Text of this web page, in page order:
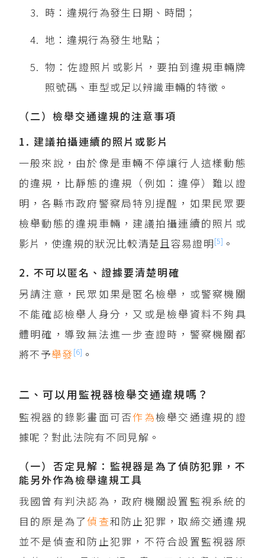
時：違規行為發生日期、時間；
地：違規行為發生地點；
物：佐證照片或影片，要拍到違規車輛牌
照號碼、車型或足以辨識車輛的特徵。
（二）檢舉交通違規的注意事項
1. 建議拍攝連續的照片或影片
一般來說，由於像是車輛不停讓行人這樣動態
的違規，比靜態的違規（例如：違停）難以證
明，各縣市政府警察局特別提醒，如果民眾要
檢舉動態的違規車輛，建議拍攝連續的照片或
影片，使違規的狀況比較清楚且容易證明[5] 。
2. 不可以匿名、證據要清楚明確
另請注意，民眾如果是匿名檢舉，或警察機關
不能確認檢舉人身分，又或是檢舉資料不夠具
體明確，導致無法進一步查證時，警察機關都
將不予舉發[6] 。
二、可以用監視器檢舉交通違規嗎？
監視器的錄影畫面可否作為檢舉交通違規的證
據呢？對此法院有不同見解。
（一）否定見解：監視器是為了偵防犯罪，不
能另外作為檢舉違規工具
我國曾有判決認為，政府機關設置監視系統的
目的原是為了偵查和防止犯罪，取締交通違規
並不是偵查和防止犯罪，不符合設置監視器原